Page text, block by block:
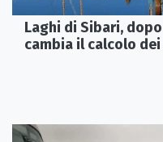
Laghi di Sibari,
cambia il calcolo